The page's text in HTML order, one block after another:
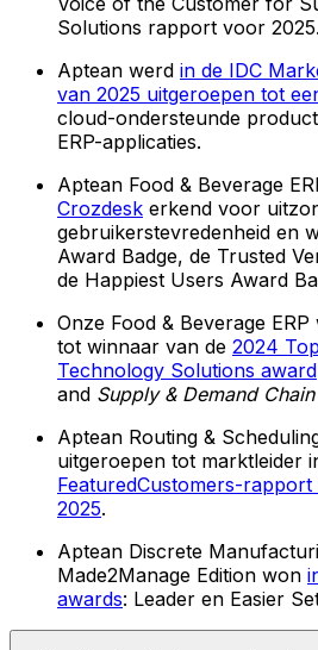
Solutions rapport voor 2025.
Aptean werd in de IDC
van 2025 uitgeroepen tot
cloud-ondersteunde
ERP-applicaties.
Aptean Food & Beverage
Crozdesk erkend voor
gebruikerstevredenheid en
Award Badge, de Trusted
de Happiest Users Award
Onze Food & Beverage
tot winnaar van de 2024
Technology Solutions award
and Supply & Demand
Aptean Routing &
uitgeroepen tot marktleider
FeaturedCustomers-
2025.
Aptean Discrete
Made2Manage Edition won
awards: Leader en Easier